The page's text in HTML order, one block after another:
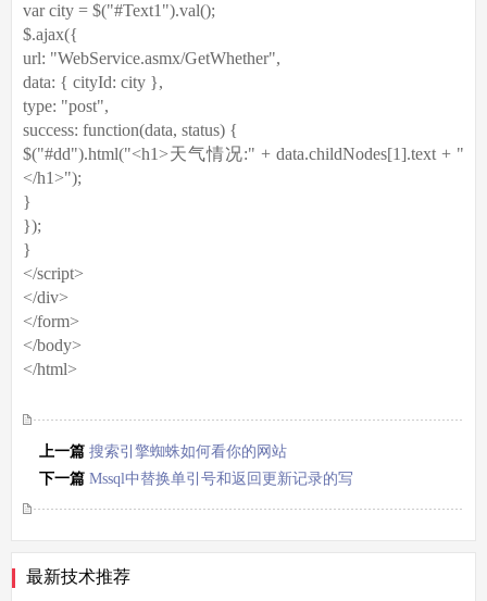
var city = $("#Text1").val();
$.ajax({
url: "WebService.asmx/GetWhether",
data: { cityId: city },
type: "post",
success: function(data, status) {
$("#dd").html("<h1>天气情况:" + data.childNodes[1].text + "
</h1>");
}
});
}
</script>
</div>
</form>
</body>
</html>
上一篇 搜索引擎蜘蛛如何看你的网站
下一篇 Mssql中替换单引号和返回更新记录的写
法
最新技术推荐